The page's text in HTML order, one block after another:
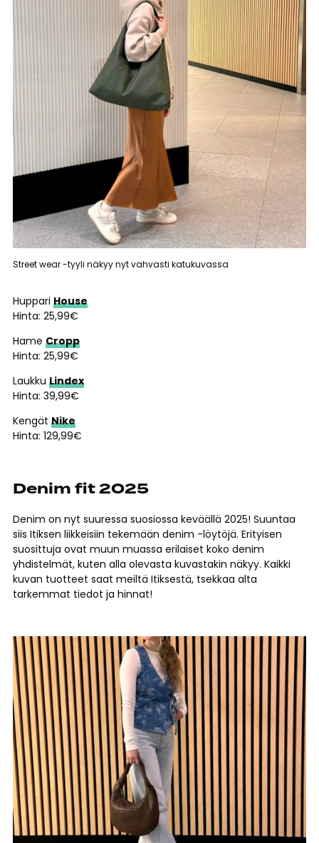
Street wear -tyyli näkyy nyt vahvasti katukuvassa
Huppari House
Hinta: 25,99€
Hame Cropp
Hinta: 25,99€
Laukku Lindex
Hinta: 39,99€
Kengät Nike
Hinta: 129,99€
Denim fit 2025
Denim on nyt suuressa suosiossa keväällä 2025! Suuntaa
siis Itiksen liikkeisiin tekemään denim -löytöjä. Erityisen
suosittuja ovat muun muassa erilaiset koko denim
yhdistelmät, kuten alla olevasta kuvastakin näkyy. Kaikki
kuvan tuotteet saat meiltä Itiksestä, tsekkaa alta
tarkemmat tiedot ja hinnat!